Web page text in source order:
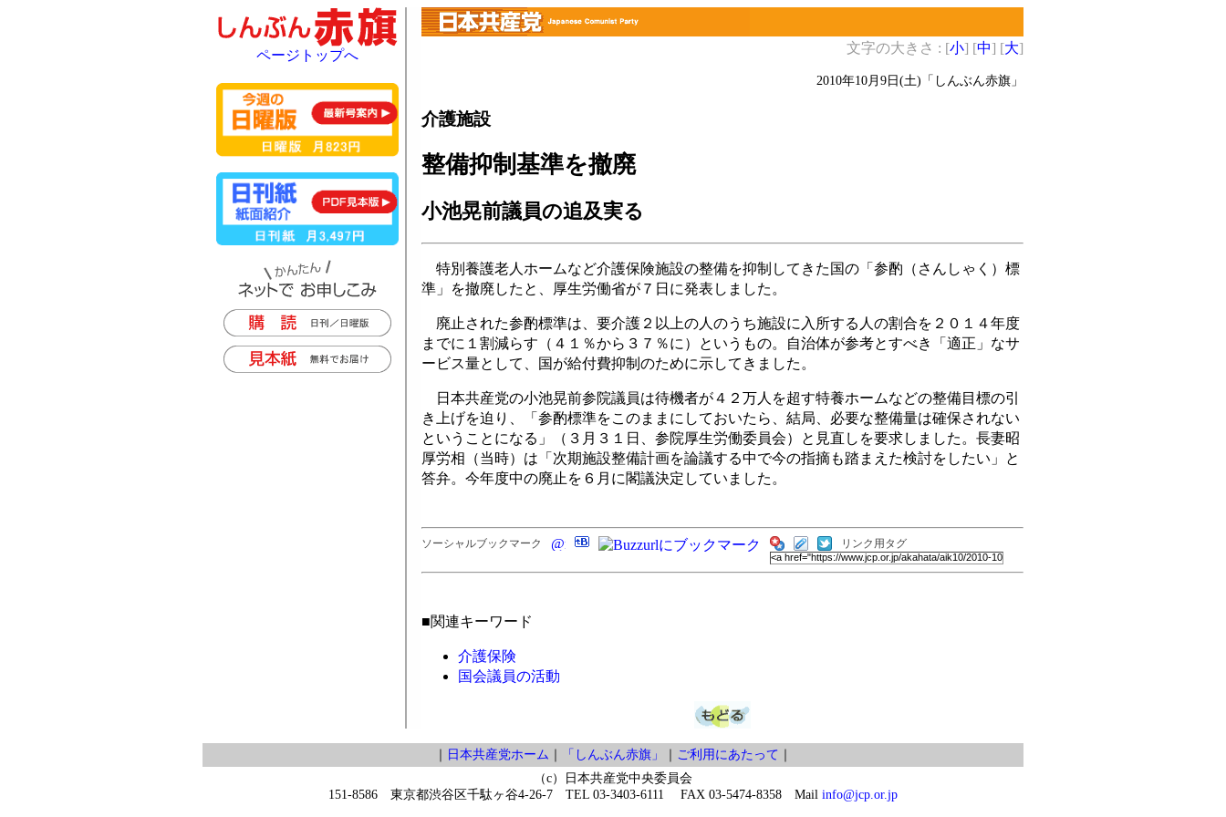
文字の大きさ : [小] [中] [大]
2010年10月9日(土) 「しんぶん赤旗」
介護施設
整備抑制基準を撤廃
小池晃前議員の追及実る
特別養護老人ホームなど介護保険施設の整備を抑制してきた国の「参酌（さんしゃく）標
準」を撤廃したと、厚生労働省が７日に発表しました。
廃止された参酌標準は、要介護２以上の人のうち施設に入所する人の割合を２０１４年度
までに１割減らす（４１％から３７％に）というもの。自治体が参考とすべき「適正」なサ
ービス量として、国が給付費抑制のために示してきました。
日本共産党の小池晃前参院議員は待機者が４２万人を超す特養ホームなどの整備目標の引
き上げを迫り、「参酌標準をこのままにしておいたら、結局、必要な整備量は確保されない
ということになる」（３月３１日、参院厚生労働委員会）と見直しを要求しました。長妻昭
厚労相（当時）は「次期施設整備計画を論議する中で今の指摘も踏まえた検討をしたい」と
答弁。今年度中の廃止を６月に閣議決定していました。
ソーシャルブックマーク リンク用タグ
■関連キーワード
介護保険
国会議員の活動
ページトップへ
日本共産党ホーム 「しんぶん赤旗」 ご利用にあたって
（c）日本共産党中央委員会
151-8586 東京都渋谷区千駄ヶ谷4-26-7 TEL 03-3403-6111 FAX 03-5474-8358 Mail info@jcp.or.jp